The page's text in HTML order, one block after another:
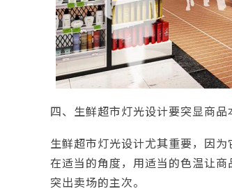
四、生鲜超市灯光设计要突显商品
生鲜超市灯光设计尤其重要，因
在适当的角度，用适当的色温让
突出卖场的主次。